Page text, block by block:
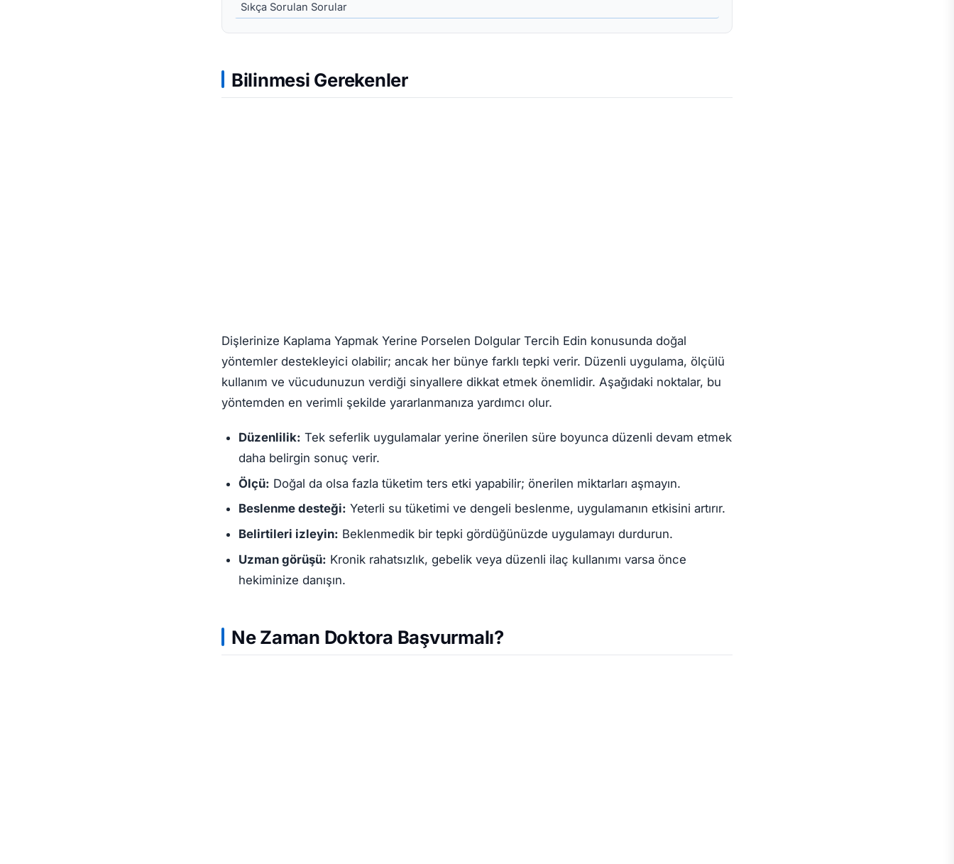
Sıkça Sorulan Sorular
Bilinmesi Gerekenler
Dişlerinize Kaplama Yapmak Yerine Porselen Dolgular Tercih Edin konusunda doğal
yöntemler destekleyici olabilir; ancak her bünye farklı tepki verir. Düzenli uygulama, ölçülü
kullanım ve vücudunuzun verdiği sinyallere dikkat etmek önemlidir. Aşağıdaki noktalar, bu
yöntemden en verimli şekilde yararlanmanıza yardımcı olur.
Düzenlilik: Tek seferlik uygulamalar yerine önerilen süre boyunca düzenli devam etmek
daha belirgin sonuç verir.
Ölçü: Doğal da olsa fazla tüketim ters etki yapabilir; önerilen miktarları aşmayın.
Beslenme desteği: Yeterli su tüketimi ve dengeli beslenme, uygulamanın etkisini artırır.
Belirtileri izleyin: Beklenmedik bir tepki gördüğünüzde uygulamayı durdurun.
Uzman görüşü: Kronik rahatsızlık, gebelik veya düzenli ilaç kullanımı varsa önce
hekiminize danışın.
Ne Zaman Doktora Başvurmalı?